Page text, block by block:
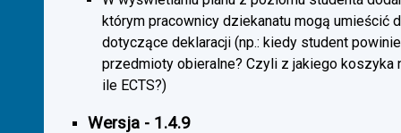
którym pracownicy dziekanatu mogą umieścić
dotyczące deklaracji (np.: kiedy student
przedmioty obieralne? Czyli z jakiego koszyka
ile ECTS?)
Wersja - 1.4.9